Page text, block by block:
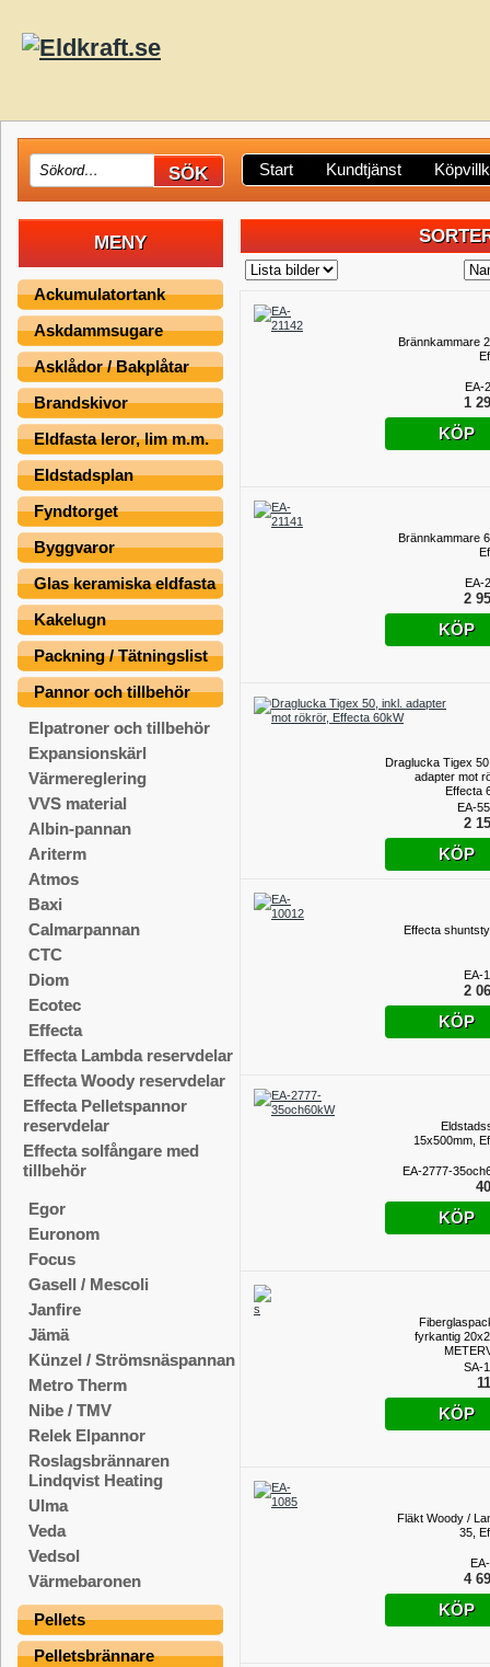
Start Kundtjänst
MENY
Ackumulatortank
Askdammsugare
Asklådor / Bakplåtar
Brandskivor
Eldfasta leror, lim m.m.
Eldstadsplan
Fyndtorget
Byggvaror
Glas keramiska eldfasta
Kakelugn
Packning / Tätningslist
Pannor och tillbehör
Elpatroner och tillbehör
Expansionskärl
Värmereglering
VVS material
Albin-pannan
Ariterm
Atmos
Baxi
Calmarpannan
CTC
Diom
Ecotec
Effecta
Effecta Lambda reservdelar
Effecta Woody reservdelar
Effecta Pelletspannor
reservdelar
Effecta solfångare med
tillbehör
Egor
Euronom
Focus
Gasell / Mescoli
Janfire
Jämä
Künzel / Strömsnäspannan
Metro Therm
Nibe / TMV
Relek Elpannor
Roslagsbrännaren
Lindqvist Heating
Ulma
Veda
Vedsol
Värmebaronen
Pellets
Pelletsbrännare
Brännkammare
EA-
1
KÖP
Brännkammare
EA-
2
KÖP
Draglucka Tigex
adapter mot
Effecta
EA-
2
KÖP
Effecta
EA-
2
KÖP
15x500mm,
EA-2777-
KÖP
fyrkantig
SA-
KÖP
Fläkt Woody /
35,
4
KÖP